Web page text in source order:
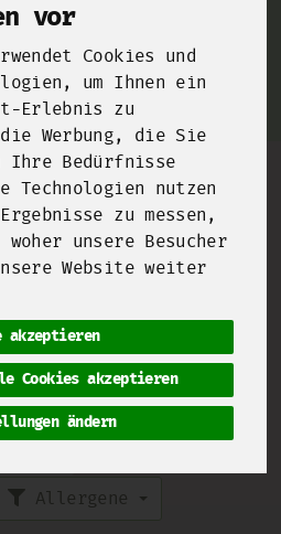
vor
Cookies und
um Ihnen ein
Erlebnis zu
Werbung, die Sie
Ihre Bedürfnisse
Technologien nutzen
zu messen,
unsere Besucher
Website weiter
Cookies akzeptieren
ändern
Exoten9 von 2093
sind längst Dauerrenner
Maracuja, Mango &
immer noch, uns an
Ende der Welt zu
Allergene